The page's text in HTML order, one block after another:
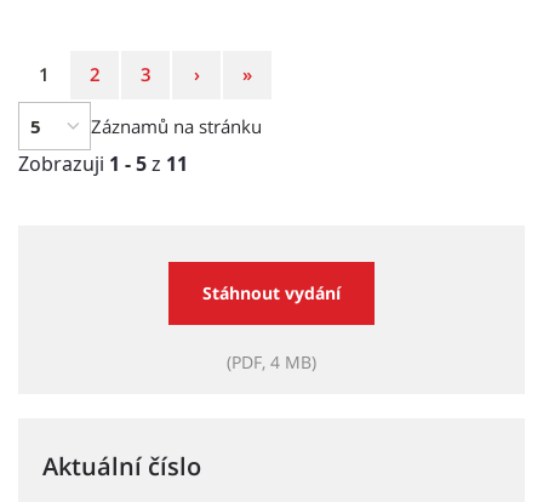
Strana
1 Strana
2 Strana
3 ›Následující
»Poslední
Záznamů na stránku
Zobrazuji 1 - 5z 11
Stáhnout vydání
(PDF, 4 MB)
Aktuální číslo